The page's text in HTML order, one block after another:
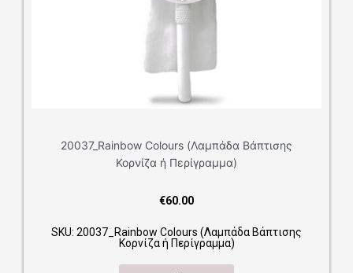
20037_Rainbow Colours (Λαμπάδα Βάπτισης
Κορνίζα ή Περίγραμμα)
SKU: 20037_Rainbow Colours (Λαμπάδα Βάπτισης
Κορνίζα ή Περίγραμμα)